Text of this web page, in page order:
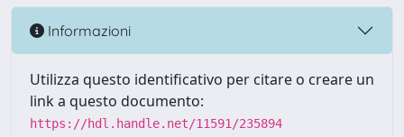
Informazioni
Utilizza questo identificativo per citare o creare un
link a questo documento:
https://hdl.handle.net/11591/235894